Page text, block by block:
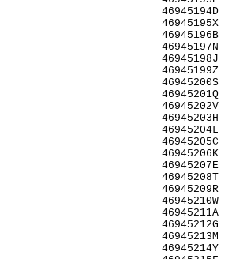
46945194D
46945195X
46945196B
46945197N
46945198J
46945199Z
46945200S
46945201Q
46945202V
46945203H
46945204L
46945205C
46945206K
46945207E
46945208T
46945209R
46945210W
46945211A
46945212G
46945213M
46945214Y